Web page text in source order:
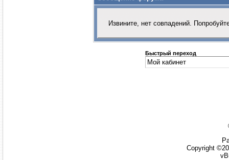
Извините, нет совпадений.
Быстрый переход
Copyright